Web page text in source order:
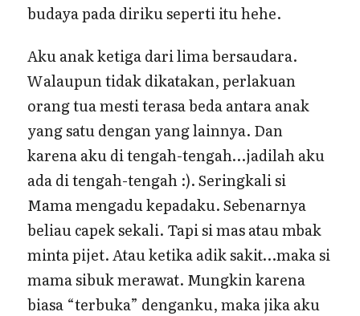
budaya pada diriku seperti itu hehe.
Aku anak ketiga dari lima bersaudara.
Walaupun tidak dikatakan, perlakuan
orang tua mesti terasa beda antara anak
yang satu dengan yang lainnya. Dan
karena aku di tengah-tengah…jadilah aku
ada di tengah-tengah :). Seringkali si
Mama mengadu kepadaku. Sebenarnya
beliau capek sekali. Tapi si mas atau mbak
minta pijet. Atau ketika adik sakit…maka si
mama sibuk merawat. Mungkin karena
biasa “terbuka” denganku, maka jika aku